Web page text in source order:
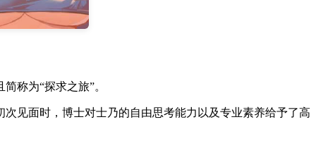
称为“探求之旅”。
见面时，博士对士乃的自由思考能力以及专业素养给予了高